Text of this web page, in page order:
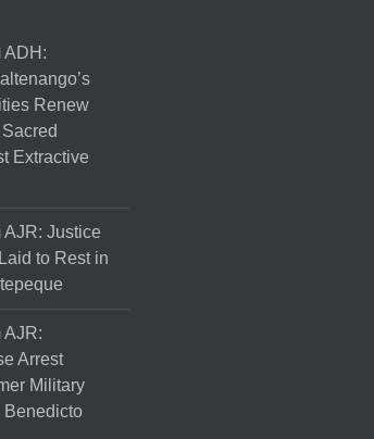
ADH:
Renew
Extractive
AJR: Justice
to Rest in
AJR:
Arrest
Military
Benedicto